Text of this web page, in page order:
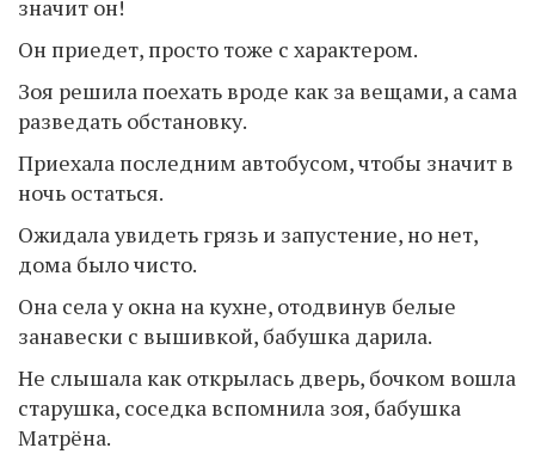
значит он!
Он приедет, просто тоже с характером.
Зоя решила поехать вроде как за вещами, а сама
разведать обстановку.
Приехала последним автобусом, чтобы значит в
ночь остаться.
Ожидала увидеть грязь и запустение, но нет,
дома было чисто.
Она села у окна на кухне, отодвинув белые
занавески с вышивкой, бабушка дарила.
Не слышала как открылась дверь, бочком вошла
старушка, соседка вспомнила зоя, бабушка
Матрёна.